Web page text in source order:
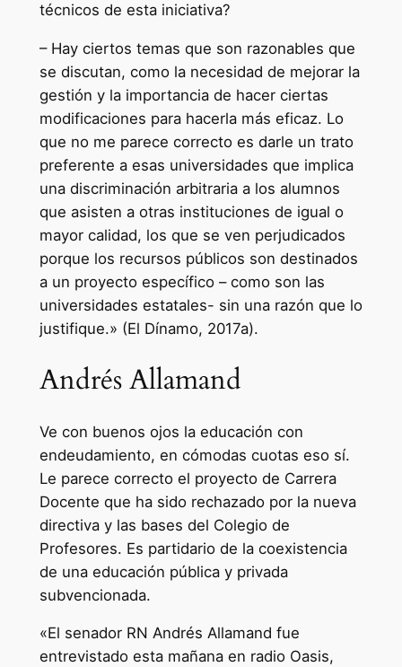
técnicos de esta iniciativa?
– Hay ciertos temas que son razonables que
se discutan, como la necesidad de mejorar la
gestión y la importancia de hacer ciertas
modificaciones para hacerla más eficaz. Lo
que no me parece correcto es darle un trato
preferente a esas universidades que implica
una discriminación arbitraria a los alumnos
que asisten a otras instituciones de igual o
mayor calidad, los que se ven perjudicados
porque los recursos públicos son destinados
a un proyecto específico – como son las
universidades estatales- sin una razón que lo
justifique.» (El Dínamo, 2017a).
Andrés Allamand
Ve con buenos ojos la educación con
endeudamiento, en cómodas cuotas eso sí.
Le parece correcto el proyecto de Carrera
Docente que ha sido rechazado por la nueva
directiva y las bases del Colegio de
Profesores. Es partidario de la coexistencia
de una educación pública y privada
subvencionada.
«El senador RN Andrés Allamand fue
entrevistado esta mañana en radio Oasis,